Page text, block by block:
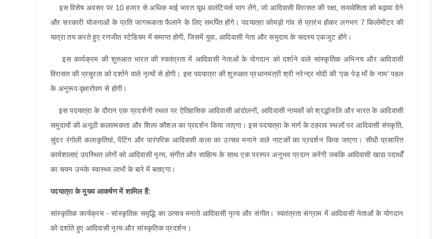
इस विशेष अवसर पर 10 हजार से अधिक माई भारत यूथ वालंटियर्स भाग लेंगे, जो आदिवासी विरासत की रक्षा, समावेशिता को बढ़ावा देने
और सरकारी योजनाओं के प्रति जागरूकता फैलाने के लिए समर्पित होंगे। पदयात्रा कोमड़ो गांव से प्रारंभ होकर लगभग 7 किलोमीटर की
यात्रा तय करते हुए रणजीत स्टेडियम में समाप्त होगी, जिसमें युवा, आदिवासी नेता और समुदाय के सदस्य एकजुट होंगे।
इस कार्यक्रम की शुरुआत भारत की स्वतंत्रता में आदिवासी नेताओं के योगदान को दर्शाने वाले सांस्कृतिक अभिनय और आदिवासी
विरासत की प्रचुरता को दर्शाने वाले नृत्यों से होगी। इस पदयात्रा की शुरुआत प्रधानमंत्री श्री नरेन्द्र मोदी की ‘एक पेड़ माँ के नाम’ पहल
के अनुरूप वृक्षारोपण से होगी।
इस पदयात्रा के दौरान एक प्रदर्शनी स्थल पर ऐतिहासिक आदिवासी आंदोलनों, आदिवासी नायकों को श्रद्धांजलि और भारत के आदिवासी
समुदायों की अनूठी कलात्मकता और शिल्प कौशल का प्रदर्शन किया जाएगा। इस पदयात्रा के मार्ग के ठहराव स्थलों पर आदिवासी संस्कृति,
सुंदर रंगोली कलाकृतियां, पेंटिंग और पारंपरिक आदिवासी कला का उत्सव मनाने वाले नाटकों का प्रदर्शन किया जाएगा। सीधी प्रसारित
कार्यशालाएं उपस्थित लोगों को आदिवासी नृत्य, संगीत और साहित्य के साथ एक परस्पर अनुभव प्रदान करेंगी जबकि आदिवासी खाद्य पदार्थों
का चयन उनके स्वास्थ्य लाभों के बारे में बताएगा।
पदयात्रा के मुख्य आकर्षण में शामिल हैं:
सांस्कृतिक कार्यक्रम - सांस्कृतिक समृद्धि का उत्सव मनाते आदिवासी नृत्य और संगीत। स्वतंत्रता संग्राम में आदिवासी नेताओं के योगदान
को दर्शाते हुए आदिवासी नृत्य और सांस्कृतिक प्रदर्शन।